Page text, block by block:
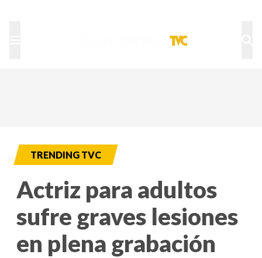
TRENDING TVC
Actriz para adultos
sufre graves lesiones
en plena grabación